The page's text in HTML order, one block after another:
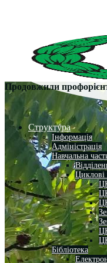
Структура
Інформація
Адміністрація
Навчальна
Циклові
Бібліотека
Продовжили